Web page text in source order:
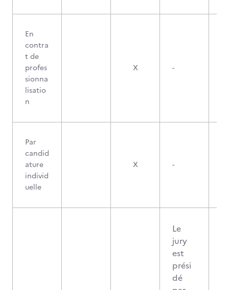
En
contra
t de
profes
sionna
lisatio
n
X -
Par
candid
ature
individ
uelle
X -
Le
jury
est
prési
dé